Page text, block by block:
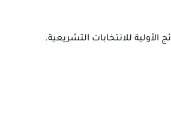
الأولية للانتخابات التشريعية.